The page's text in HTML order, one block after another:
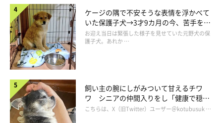
きくなっていました。最初から間違いなく秋田犬だったのです
が、 『本当に秋田犬だった！（笑） 立派な秋田犬だな』と思っ
たことは今でも覚えています。
短期間に大きくなりすぎて、散歩中に近所の方たちも驚いていま
ケージの隅で不安そうな表情を浮かべて
いた保護子犬→3才9カ月の今、苦手を克
服し頼もしいコに成長！
お迎え当日は緊張した様子を見せていた元野犬の保
護子犬。あれか …
飼い主の腕にしがみついて甘えるチワ
ワ シニアの仲間入りをし「健康で穏や
かな暮らしが続いてほしい」と願う
こちらは、X（旧Twitter）ユーザー＠kotubusuk …